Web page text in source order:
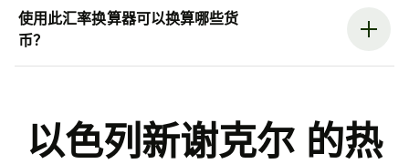
使用此汇率换算器可以换算哪些货
币？
以色列新谢克尔 的热